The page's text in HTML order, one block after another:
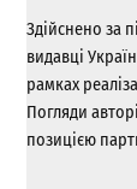
Здійснено за
видавці
рамках
Погляди
позицією